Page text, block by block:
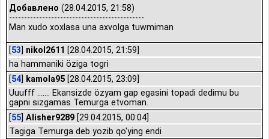
Добавлено (28.04.2015, 21:58)
---------------------------------------------
Man xudo xoxlasa una axvolga tuwmiman
[53] nikol2611 [28.04.2015, 21:59]
ha hammaniki öziga togri
[54] kamola95 [28.04.2015, 23:09]
Uuufff ....... Ekansizde özyam gap egasini topadi dedimu bu
gapni sizgamas Temurga etvoman.
[55] Alisher9289 [29.04.2015, 00:04]
Tagiga Temurga deb yozib qo'ying endi